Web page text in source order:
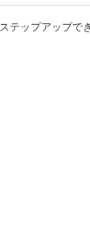
テップアップで